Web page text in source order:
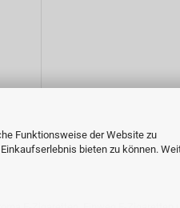
Funktionsweise der Website zu
bieten zu können.